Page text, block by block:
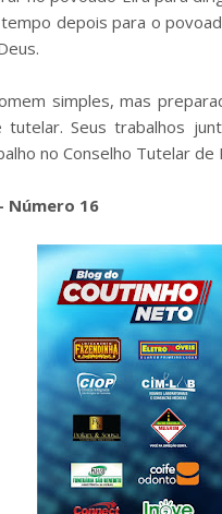
depois para o
simples, mas
Seus trabalhos
no Conselho Tutelar de
Número 16